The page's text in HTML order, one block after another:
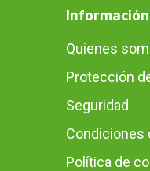
Quienes
Protección
Seguridad
Condiciones
Política de